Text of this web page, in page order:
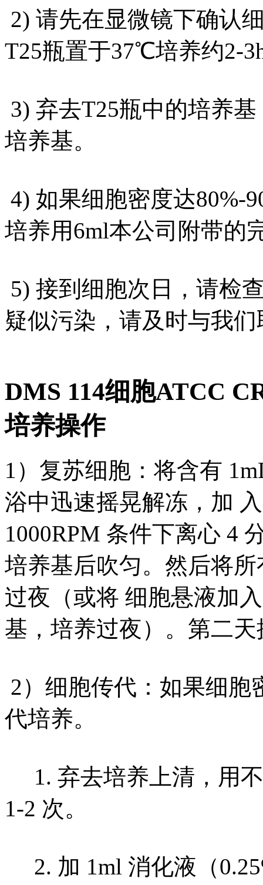
2) 请先在显微镜下确认
T25瓶置于37℃培养约2-
3) 弃去T25瓶中的培养
培养基。
4) 如果细胞密度达80%-
培养用6ml本公司附带的
5) 接到细胞次日，请检
疑似污染，请及时与我
DMS 114细胞ATCC
培养操作
1）复苏细胞：将含有
浴中迅速摇晃解冻，加
1000RPM 条件下离心 4
培养基后吹匀。然后将
过夜（或将 细胞悬液加
基，培养过夜）。第二
2）细胞传代：如果细胞
代培养。
1. 弃去培养上清，用
1-2 次。
2. 加 1ml 消化液（